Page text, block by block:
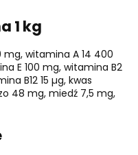
1 kg
witamina A 14 400
E 100 mg, witamina B2
B12 15 µg, kwas
48 mg, miedź 7,5 mg,